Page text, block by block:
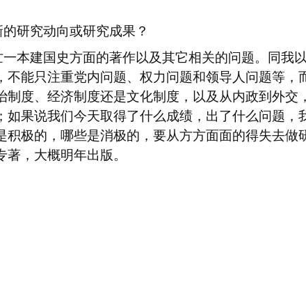
研究动向或研究成果？
本建国史方面的著作以及其它相关的问题。同我
不能只注重党内问题、权力问题和领导人问题等，
制度、经济制度还是文化制度，以及从内政到外
如果说我们今天取得了什么成绩，出了什么问题
积极的，哪些是消极的，要从方方面面的得失去
，大概明年出版。